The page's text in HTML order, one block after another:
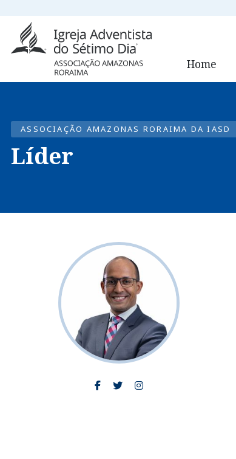
Home
ASSOCIAÇÃO AMAZONAS RORAIMA DA IASD
Líder